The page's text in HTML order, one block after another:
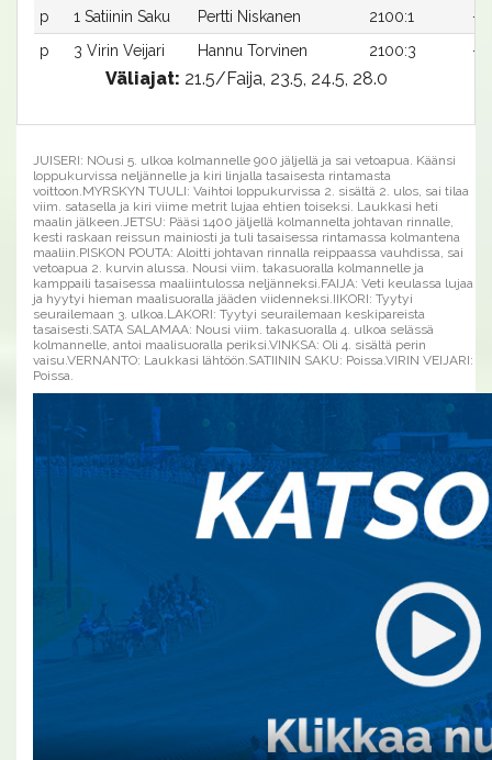
p
1 Satiinin Saku Pertti Niskanen 2100:1
-a
p
3 Virin Veijari Hannu Torvinen 2100:3 -a
Väliajat: 21.5/Faija, 23.5, 24.5, 28.0
JUISERI: NOusi 5. ulkoa kolmannelle 900 jäljellä ja sai vetoapua. Käänsi
loppukurvissa neljännelle ja kiri linjalla tasaisesta rintamasta
voittoon.MYRSKYN TUULI: Vaihtoi loppukurvissa 2. sisältä 2. ulos, sai tilaa
viim. satasella ja kiri viime metrit lujaa ehtien toiseksi. Laukkasi heti
maalin jälkeen.JETSU: Pääsi 1400 jäljellä kolmannelta johtavan rinnalle,
kesti raskaan reissun mainiosti ja tuli tasaisessa rintamassa kolmantena
maaliin.PISKON POUTA: Aloitti johtavan rinnalla reippaassa vauhdissa, sai
vetoapua 2. kurvin alussa. Nousi viim. takasuoralla kolmannelle ja
kamppaili tasaisessa maaliintulossa neljänneksi.FAIJA: Veti keulassa lujaa
ja hyytyi hieman maalisuoralla jääden viidenneksi.IIKORI: Tyytyi
seurailemaan 3. ulkoa.LAKORI: Tyytyi seurailemaan keskipareista
tasaisesti.SATA SALAMAA: Nousi viim. takasuoralla 4. ulkoa selässä
kolmannelle, antoi maalisuoralla periksi.VINKSA: Oli 4. sisältä perin
vaisu.VERNANTO: Laukkasi lähtöön.SATIININ SAKU: Poissa.VIRIN VEIJARI:
Poissa.